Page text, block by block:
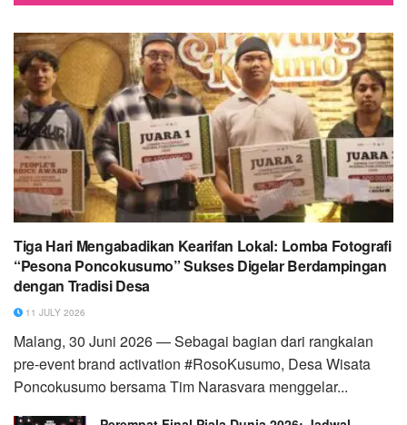
Tiga Hari Mengabadikan Kearifan Lokal: Lomba Fotografi
“Pesona Poncokusumo” Sukses Digelar Berdampingan
dengan Tradisi Desa
11 JULY 2026
Malang, 30 Juni 2026 — Sebagai bagian dari rangkaian
pre-event brand activation #RosoKusumo, Desa Wisata
Poncokusumo bersama Tim Narasvara menggelar...